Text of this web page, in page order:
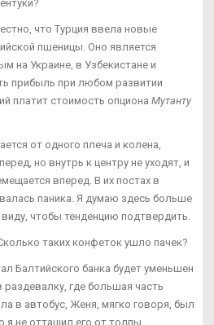
что Турция ввела новые
пшеницы. Оно является
на Украине, в Узбекистане и
прибыль при любом развитии
платит стоимость опциона Мутанту
от одного плеча и колена,
но внутрь к центру не уходят, и
вперед. В их постах в
паника. Я думаю здесь больше
чтобы тенденцию подтвердить.
таких конфеток ушло пачек?
Балтийского банка будет уменьшен
раздевалку, где большая часть
в автобус, Женя, мягко говоря, был
я не оттащил его от толпы